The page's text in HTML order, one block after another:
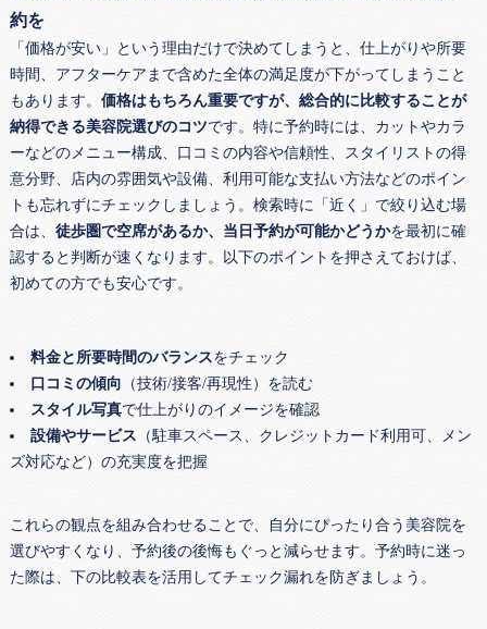
約を
「価格が安い」という理由だけで決めてしまうと、仕上がりや所要
時間、アフターケアまで含めた全体の満足度が下がってしまうこと
もあります。 価格はもちろん重要ですが、総合的に比較することが
納得できる美容院選びのコツです。特に予約時には、カットやカラ
ーなどのメニュー構成、口コミの内容や信頼性、スタイリストの得
意分野、店内の雰囲気や設備、利用可能な支払い方法などのポイン
トも忘れずにチェックしましょう。検索時に「近く」で絞り込む場
合は、 徒歩圏で空席があるか、当日予約が可能かどうかを最初に確
認すると判断が速くなります。以下のポイントを押さえておけば、
初めての方でも安心です。
料金と所要時間のバランスをチェック
口コミの傾向 （技術/接客/再現性）を読む
スタイル写真で仕上がりのイメージを確認
設備やサービス （駐車スペース、クレジットカード利用可、メン
ズ対応など）の充実度を把握
これらの観点を組み合わせることで、自分にぴったり合う美容院を
選びやすくなり、予約後の後悔もぐっと減らせます。予約時に迷っ
た際は、下の比較表を活用してチェック漏れを防ぎましょう。